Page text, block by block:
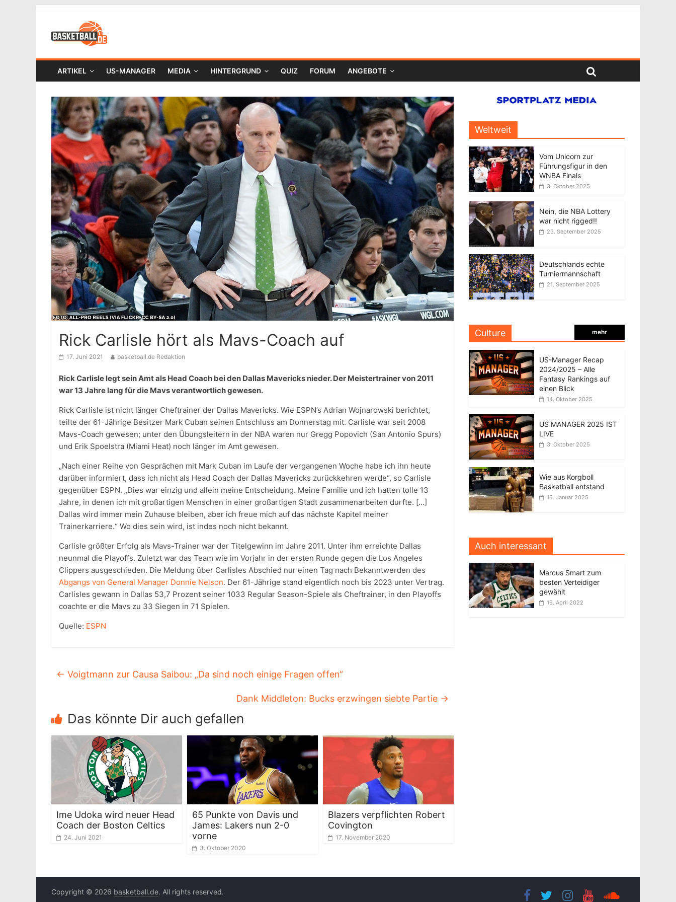
ARTIKEL US-MANAGER MEDIA HINTERGRUND QUIZ FORUM ANGEBOTE
Rick Carlisle hört als Mavs-Coach auf
17. Juni 2021 basketball.de Redaktion
Rick Carlisle legt sein Amt als Head Coach bei den Dallas Mavericks nieder. Der Meistertrainer von 2011
war 13 Jahre lang für die Mavs verantwortlich gewesen.
Rick Carlisle ist nicht länger Cheftrainer der Dallas Mavericks. Wie ESPN’s Adrian Wojnarowski berichtet,
teilte der 61-Jährige Besitzer Mark Cuban seinen Entschluss am Donnerstag mit. Carlisle war seit 2008
Mavs-Coach gewesen; unter den Übungsleitern in der NBA waren nur Gregg Popovich (San Antonio Spurs)
und Erik Spoelstra (Miami Heat) noch länger im Amt gewesen.
„Nach einer Reihe von Gesprächen mit Mark Cuban im Laufe der vergangenen Woche habe ich ihn heute
darüber informiert, dass ich nicht als Head Coach der Dallas Mavericks zurückkehren werde“, so Carlisle
gegenüber ESPN. „Dies war einzig und allein meine Entscheidung. Meine Familie und ich hatten tolle 13
Jahre, in denen ich mit großartigen Menschen in einer großartigen Stadt zusammenarbeiten durfte. […]
Dallas wird immer mein Zuhause bleiben, aber ich freue mich auf das nächste Kapitel meiner
Trainerkarriere.“ Wo dies sein wird, ist indes noch nicht bekannt.
Carlisle größter Erfolg als Mavs-Trainer war der Titelgewinn im Jahre 2011. Unter ihm erreichte Dallas
neunmal die Playoffs. Zuletzt war das Team wie im Vorjahr in der ersten Runde gegen die Los Angeles
Clippers ausgeschieden. Die Meldung über Carlisles Abschied nur einen Tag nach Bekanntwerden des
Abgangs von General Manager Donnie Nelson. Der 61-Jährige stand eigentlich noch bis 2023 unter Vertrag.
Carlisles gewann in Dallas 53,7 Prozent seiner 1033 Regular Season-Spiele als Cheftrainer, in den Playoffs
coachte er die Mavs zu 33 Siegen in 71 Spielen.
Quelle: ESPN
← Voigtmann zur Causa Saibou: „Da sind noch einige Fragen offen“
Dank Middleton: Bucks erzwingen siebte Partie →
Das könnte Dir auch gefallen
Ime Udoka wird neuer Head
Coach der Boston Celtics
24. Juni 2021
65 Punkte von Davis und
James: Lakers nun 2-0
vorne
3. Oktober 2020
Blazers verpflichten Robert
Covington
17. November 2020
Weltweit
Vom Unicorn zur
Führungsfigur in den
WNBA Finals
3. Oktober 2025
Nein, die NBA Lottery
war nicht rigged!!
23. September 2025
Deutschlands echte
Turniermannschaft
21. September 2025
Culture mehr
US-Manager Recap
2024/2025 – Alle
Fantasy Rankings auf
einen Blick
14. Oktober 2025
US MANAGER 2025 IST
LIVE
3. Oktober 2025
Wie aus Korgboll
Basketball entstand
16. Januar 2025
Auch interessant
Marcus Smart zum
besten Verteidiger
gewählt
19. April 2022
Copyright © 2026 basketball.de. All rights reserved.